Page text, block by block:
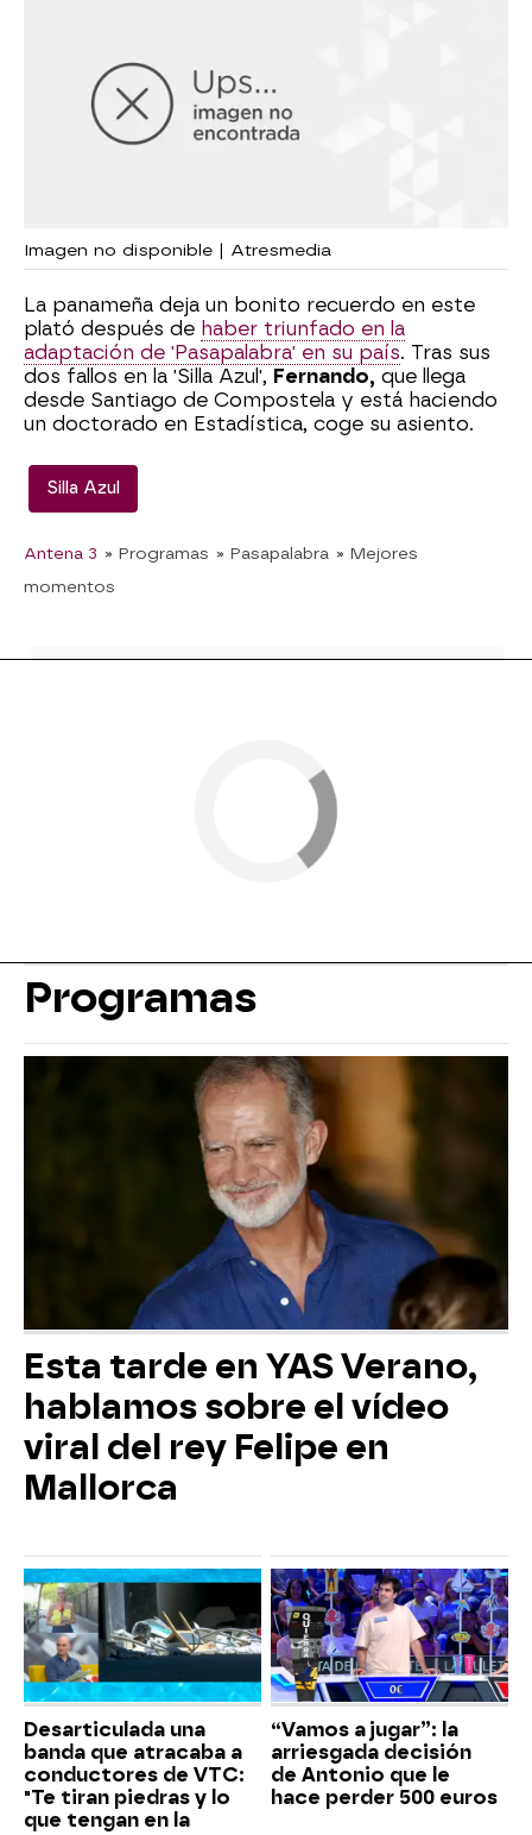
Imagen no disponible | Atresmedia
La panameña deja un bonito recuerdo en este
plató después de haber triunfado en la
adaptación de 'Pasapalabra' en su país. Tras sus
dos fallos en la 'Silla Azul', Fernando, que llega
desde Santiago de Compostela y está haciendo
un doctorado en Estadística, coge su asiento.
Silla Azul
Antena 3 » Programas » Pasapalabra » Mejores
momentos
Programas
Esta tarde en YAS Verano,
hablamos sobre el vídeo
viral del rey Felipe en
Mallorca
Desarticulada una
banda que atracaba a
conductores de VTC:
"Te tiran piedras y lo
que tengan en la
“Vamos a jugar”: la
arriesgada decisión
de Antonio que le
hace perder 500 euros